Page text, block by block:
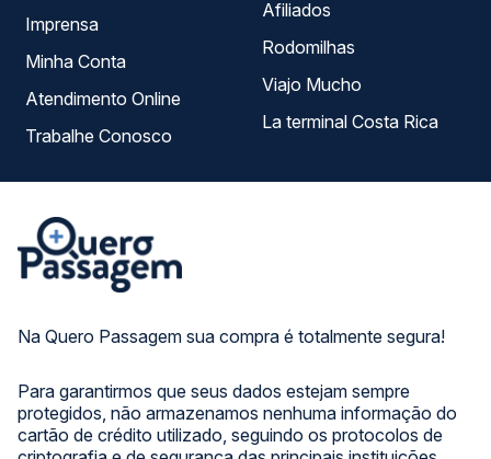
Na Quero Passagem sua compra é totalmente segura!
Para garantirmos que seus dados estejam sempre
protegidos, não armazenamos nenhuma informação do
cartão de crédito utilizado, seguindo os protocolos de
Imprensa
Minha Conta
Atendimento Online
Trabalhe Conosco
Afiliados
Rodomilhas
Viajo Mucho
La terminal Costa Rica